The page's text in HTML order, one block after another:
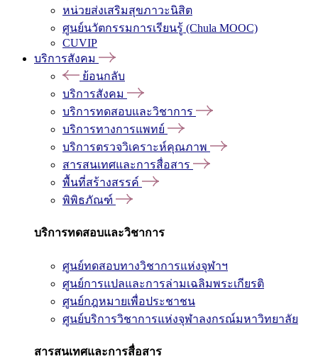
หน่วยส่งเสริมสุขภาวะนิสิต
ศูนย์นวัตกรรมการเรียนรู้ (Chula MOOC)
CUVIP
บริการสังคม
ย้อนกลับ
บริการสังคม
บริการทดสอบและวิชาการ
บริการทางการแพทย์
บริการตรวจวิเคราะห์คุณภาพ
สารสนเทศและการสื่อสาร
พื้นที่สร้างสรรค์
พิพิธภัณฑ์
บริการทดสอบและวิชาการ
ศูนย์ทดสอบทางวิชาการแห่งจุฬาฯ
ศูนย์การแปลและการล่ามเฉลิมพระเกียรติ
ศูนย์กฎหมายเพื่อประชาชน
ศูนย์บริการวิชาการแห่งจุฬาลงกรณ์มหาวิทยาลัย
สารสนเทศและการสื่อสาร